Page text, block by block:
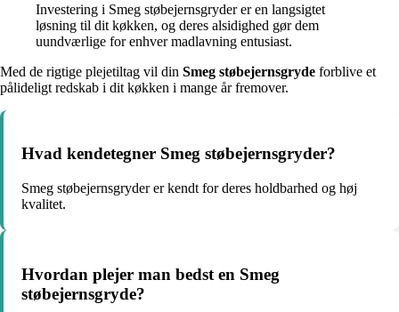
Investering i Smeg støbejernsgryder er en langsigtet
løsning til dit køkken, og deres alsidighed gør dem
uundværlige for enhver madlavning entusiast.
Med de rigtige plejetiltag vil din Smeg støbejernsgryde forblive et
pålideligt redskab i dit køkken i mange år fremover.
Hvad kendetegner Smeg støbejernsgryder?
Smeg støbejernsgryder er kendt for deres holdbarhed og høj
kvalitet.
Hvordan plejer man bedst en Smeg
støbejernsgryde?